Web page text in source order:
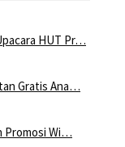
HUT Pr…
Gratis Ana…
Promosi Wi…